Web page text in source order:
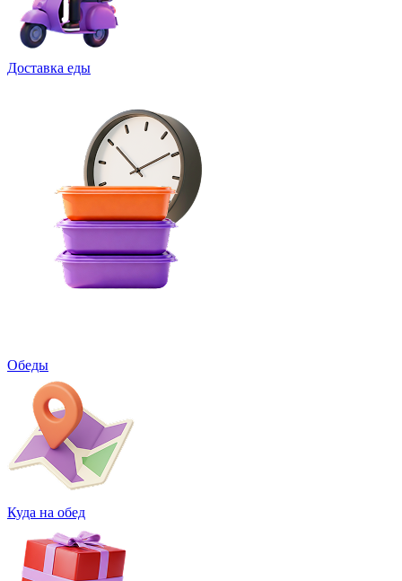
Доставка еды
Обеды
Куда на обед